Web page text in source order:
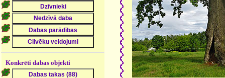
Konkrēti dabas objekti